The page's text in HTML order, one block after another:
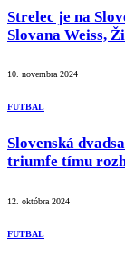
Strelec je na
Slovana Weiss,
10. novembra 2024
FUTBAL
Slovenská
triumfe tímu
12. októbra 2024
FUTBAL